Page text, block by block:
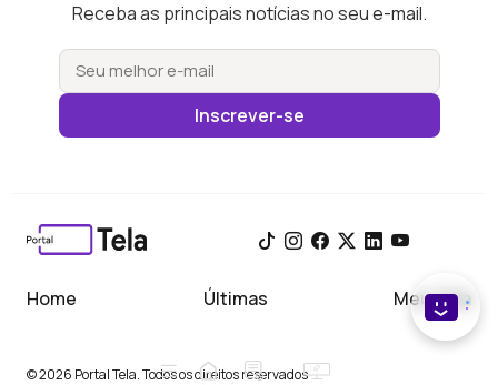
Receba as principais notícias no seu e-mail.
Inscrever-se
Home Últimas Meu Tela
© 2026 Portal Tela. Todos os direitos reservados